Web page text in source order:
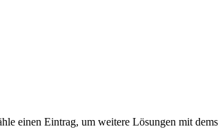
einen Eintrag, um weitere Lösungen mit